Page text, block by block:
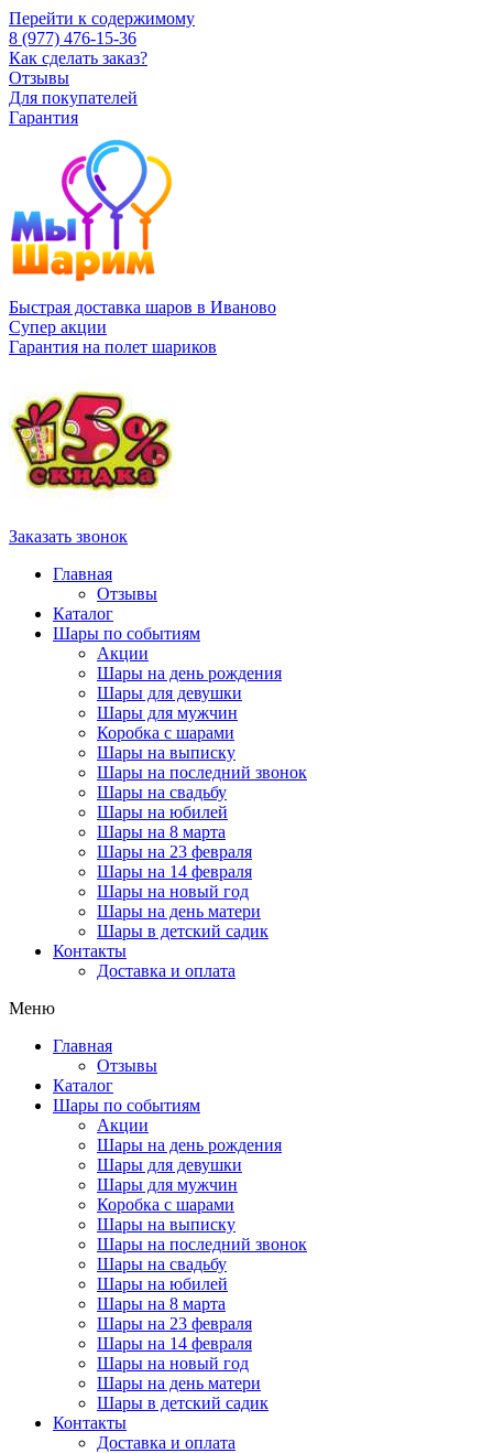
Перейти к содержимому
8 (977) 476-15-36
Как сделать заказ?
Отзывы
Для покупателей
Гарантия
Быстрая доставка шаров в Иваново
Супер акции
Гарантия на полет шариков
Заказать звонок
Главная
Отзывы
Каталог
Шары по событиям
Акции
Шары на день рождения
Шары для девушки
Шары для мужчин
Коробка с шарами
Шары на выписку
Шары на последний звонок
Шары на свадьбу
Шары на юбилей
Шары на 8 марта
Шары на 23 февраля
Шары на 14 февраля
Шары на новый год
Шары на день матери
Шары в детский садик
Контакты
Доставка и оплата
Меню
Главная
Отзывы
Каталог
Шары по событиям
Акции
Шары на день рождения
Шары для девушки
Шары для мужчин
Коробка с шарами
Шары на выписку
Шары на последний звонок
Шары на свадьбу
Шары на юбилей
Шары на 8 марта
Шары на 23 февраля
Шары на 14 февраля
Шары на новый год
Шары на день матери
Шары в детский садик
Контакты
Доставка и оплата